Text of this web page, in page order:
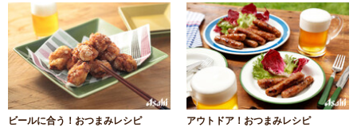
ビールに合う！おつまみレシピ アウトドア！おつまみレシピ